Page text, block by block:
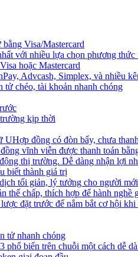
Visa/Mastercard
với nhiều lựa chọn phương thức
hoặc Mastercard
Advcash, Simplex, và nhiều
tử chéo, tài khoản nhanh chóng
kịp thời
UHợp đồng có đòn bẩy, chưa
vĩnh viễn được thanh toán
thị trường. Dễ dàng nhận lợi
biết thành giá trị
tối giản, lý tưởng cho người
thế chấp, thích hợp để hành nghề
đặt trước để nắm bắt cơ hội
tử nhanh chóng
phổ biến trên chuỗi một cách dễ